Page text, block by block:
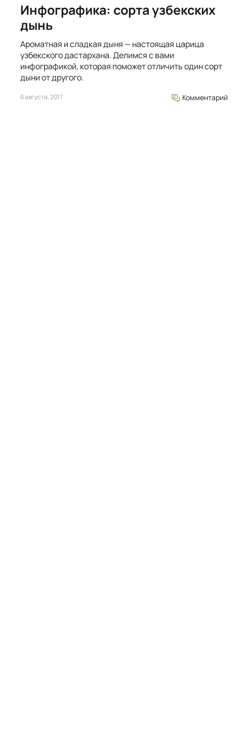
Инфографика: сорта узбекских
дынь
Ароматная и сладкая дыня — настоящая царица
узбекского дастархана. Делимся с вами
инфографикой, которая поможет отличить один сорт
дыни от другого.
6 августа, 2017 Комментарий